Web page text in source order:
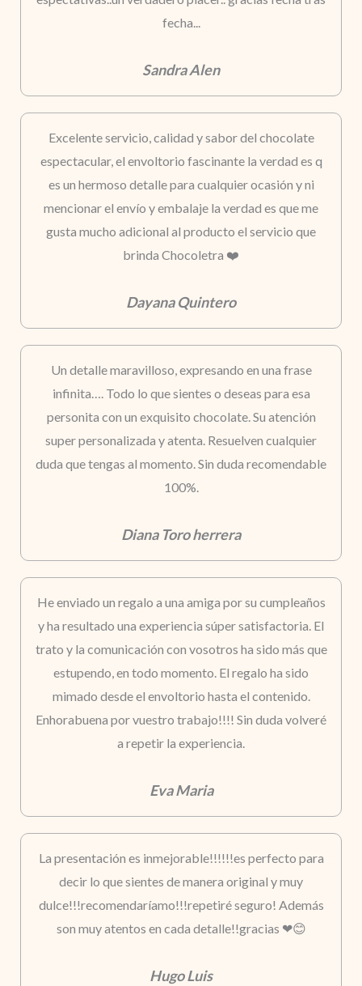
fecha...
Sandra Alen
Excelente servicio, calidad y sabor del chocolate
espectacular, el envoltorio fascinante la verdad es q
es un hermoso detalle para cualquier ocasión y ni
mencionar el envío y embalaje la verdad es que me
gusta mucho adicional al producto el servicio que
brinda Chocoletra ❤️
Dayana Quintero
Un detalle maravilloso, expresando en una frase
infinita…. Todo lo que sientes o deseas para esa
personita con un exquisito chocolate. Su atención
super personalizada y atenta. Resuelven cualquier
duda que tengas al momento. Sin duda recomendable
100%.
Diana Toro herrera
He enviado un regalo a una amiga por su cumpleaños
y ha resultado una experiencia súper satisfactoria. El
trato y la comunicación con vosotros ha sido más que
estupendo, en todo momento. El regalo ha sido
mimado desde el envoltorio hasta el contenido.
Enhorabuena por vuestro trabajo!!!! Sin duda volveré
a repetir la experiencia.
Eva Maria
La presentación es inmejorable!!!!!!es perfecto para
decir lo que sientes de manera original y muy
dulce!!!recomendaríamo!!!repetiré seguro! Además
son muy atentos en cada detalle!!gracias ❤😊
Hugo Luis